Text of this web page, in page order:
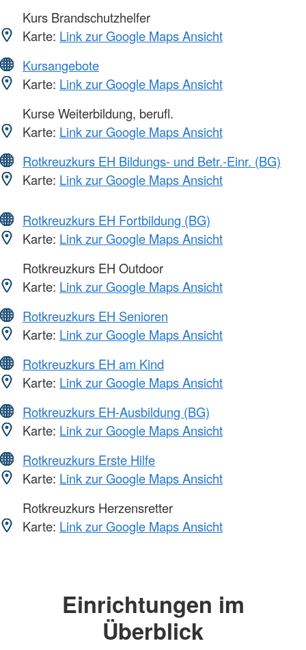
Kurs Brandschutzhelfer
Karte: Link zur Google Maps Ansicht
Kursangebote
Karte: Link zur Google Maps Ansicht
Kurse Weiterbildung, berufl.
Karte: Link zur Google Maps Ansicht
Rotkreuzkurs EH Bildungs- und Betr.-Einr. (BG)
Karte: Link zur Google Maps Ansicht
Rotkreuzkurs EH Fortbildung (BG)
Karte: Link zur Google Maps Ansicht
Rotkreuzkurs EH Outdoor
Karte: Link zur Google Maps Ansicht
Rotkreuzkurs EH Senioren
Karte: Link zur Google Maps Ansicht
Rotkreuzkurs EH am Kind
Karte: Link zur Google Maps Ansicht
Rotkreuzkurs EH-Ausbildung (BG)
Karte: Link zur Google Maps Ansicht
Rotkreuzkurs Erste Hilfe
Karte: Link zur Google Maps Ansicht
Rotkreuzkurs Herzensretter
Karte: Link zur Google Maps Ansicht
Einrichtungen im
Überblick